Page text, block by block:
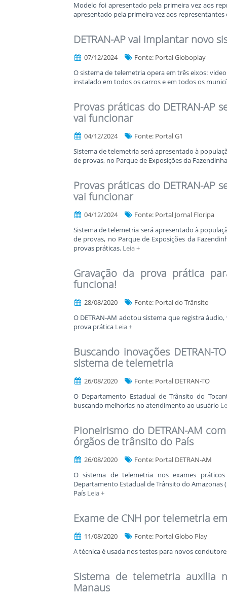
Modelo foi apresentado pela primeira vez aos
apresentado pela primeira vez aos
DETRAN-AP vai implantar novo
07/12/2024
Fonte: Portal Globoplay
O sistema de telemetria opera em três eixos:
instalado em todos os carros e em todos os
Provas práticas do DETRAN-
vai funcionar
04/12/2024
Fonte: Portal G1
Sistema de telemetria será apresentado à
de provas, no Parque de Exposições da
Provas práticas do DETRAN-
vai funcionar
04/12/2024
Fonte: Portal Jornal Floripa
Sistema de telemetria será apresentado à
de provas, no Parque de Exposições da
provas práticas. Leia +
Gravação da prova prática
funciona!
28/08/2020
Fonte: Portal do Trânsito
O DETRAN-AM adotou sistema que registra
prova prática Leia +
Buscando inovações DETRAN-
sistema de telemetria
26/08/2020
Fonte: Portal DETRAN-TO
O Departamento Estadual de Trânsito do
buscando melhorias no atendimento ao usuário
Pioneirismo do DETRAN-AM
órgãos de trânsito do País
26/08/2020
Fonte: Portal DETRAN-AM
O sistema de telemetria nos exames
Departamento Estadual de Trânsito do
País Leia +
Exame de CNH por telemetria
11/08/2020
Fonte: Portal Globo Play
A técnica é usada nos testes para novos
Sistema de telemetria auxilia
Manaus